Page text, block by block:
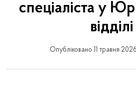
спеціаліста у
відділі
Опубліковано 11 травня